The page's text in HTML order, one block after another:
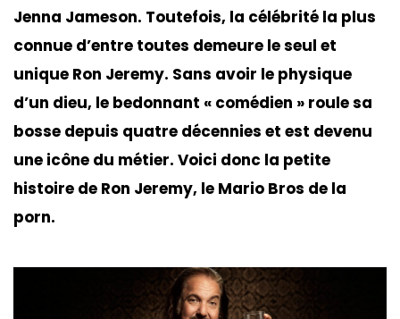
Jenna Jameson. Toutefois, la célébrité la plus
connue d’entre toutes demeure le seul et
unique Ron Jeremy. Sans avoir le physique
d’un dieu, le bedonnant « comédien » roule sa
bosse depuis quatre décennies et est devenu
une icône du métier. Voici donc la petite
histoire de Ron Jeremy, le Mario Bros de la
porn.